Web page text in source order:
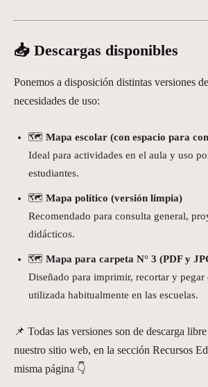
📥 Descargas disponibles
Ponemos a disposición distintas versiones
necesidades de uso:
🗺️ Mapa escolar (con espacio para
Ideal para actividades en el aula y uso
estudiantes.
🗺️ Mapa político (versión limpia)
Recomendado para consulta general,
didácticos.
🗺️ Mapa para carpeta N° 3 (PDF y
Diseñado para imprimir, recortar y pegar
utilizada habitualmente en las escuelas.
📌 Todas las versiones son de descarga
nuestro sitio web, en la sección Recursos
misma página 👇